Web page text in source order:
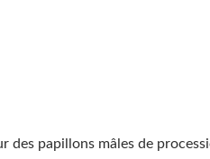
des papillons mâles de